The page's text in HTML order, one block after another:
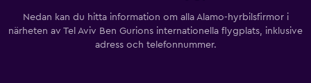
Nedan kan du hitta information om alla Alamo-hyrbilsfirmor i
närheten av Tel Aviv Ben Gurions internationella flygplats, inklusive
adress och telefonnummer.